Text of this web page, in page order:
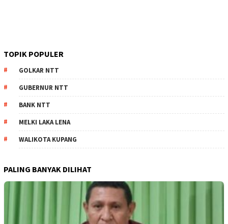
TOPIK POPULER
GOLKAR NTT
GUBERNUR NTT
BANK NTT
MELKI LAKA LENA
WALIKOTA KUPANG
PALING BANYAK DILIHAT